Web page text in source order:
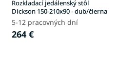
Rozkladací jedálenský stôl
Dickson 150-210x90 - dub/čierna
5-12 pracovných dní
264 €